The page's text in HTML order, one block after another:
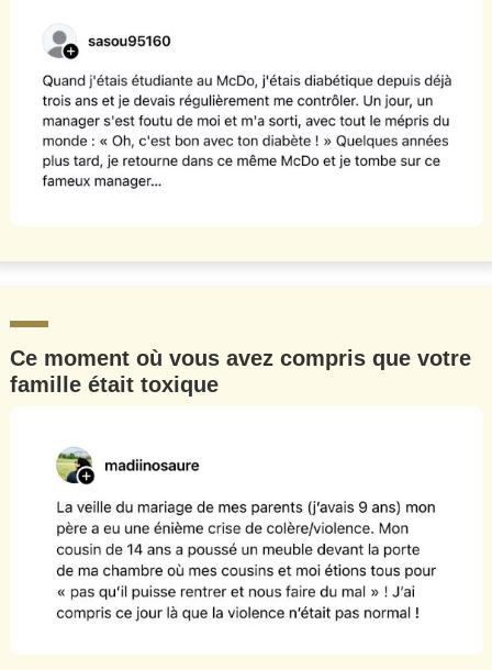
Ce moment où vous avez compris que votre
famille était toxique